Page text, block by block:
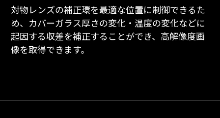
対物レンズの補正環を最適な位置に制御できるた
め、カバーガラス厚さの変化・温度の変化などに
起因する収差を補正することができ、高解像度画
像を取得できます。